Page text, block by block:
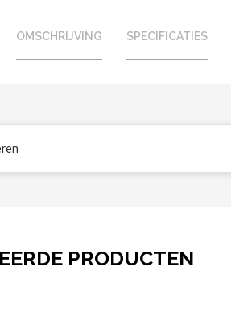
OMSCHRIJVING SPECIFICATIES
PRODUCTEN